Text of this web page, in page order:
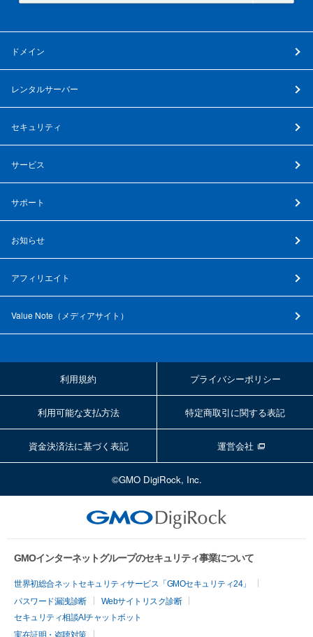
ドメイン
レンタルサーバー
セキュリティ
サービス
サポート
お知らせ
アフィリエイト
Value Note（ メディアサイト ）
利用規約 プライバシーポリシー
利用可能な支払方法 特定商取引に関する表記
資金決済法に基づく表記 運営会社
©GMO DigiRock, Inc.
GMOインターネットグループのセキュリティ事業について
世界初総合ネットセキュリティサービス「GMOセキュリティ24」
パスワード漏洩診断
Webサイトリスク診断
セキュリティ相談AIチャットボット
実在証明・盗聴対策